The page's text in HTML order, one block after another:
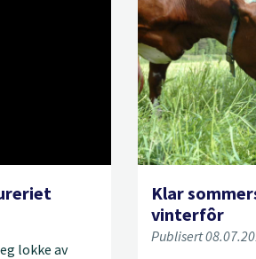
lokke av
Klar
vinterfôr
Publisert